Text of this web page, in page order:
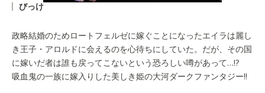
びっけ
政略結婚のためロートフェルゼに嫁ぐことになったエイラは麗し
き王子・アロルドに会えるのを心待ちにしていた。だが、その国
に嫁いだ者は誰も戻ってこないという恐ろしい噂があって…!?
吸血鬼の一族に嫁入りした美しき姫の大河ダークファンタジー!!